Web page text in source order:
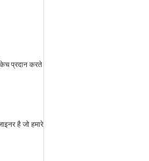
प्रदान करते
है जो हमारे